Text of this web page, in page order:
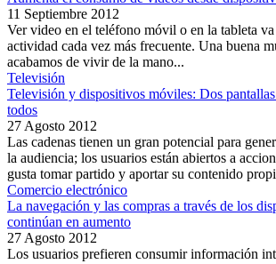
11 Septiembre 2012
Ver video en el teléfono móvil o en la tableta va
actividad cada vez más frecuente. Una buena
acabamos de vivir de la mano...
Televisión
Televisión y dispositivos móviles: Dos pantallas
todos
27 Agosto 2012
Las cadenas tienen un gran potencial para
la audiencia; los usuarios están abiertos a
gusta tomar partido y aportar su contenido
Comercio electrónico
La navegación y las compras a través de los
continúan en aumento
27 Agosto 2012
Los usuarios prefieren consumir información